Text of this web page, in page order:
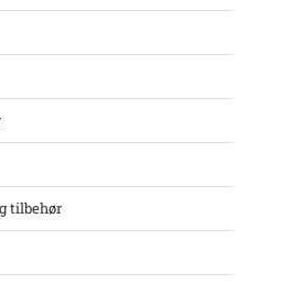
tilbehør